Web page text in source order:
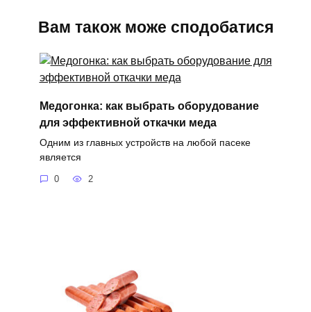
Вам також може сподобатися
Медогонка: как выбрать оборудование
для эффективной откачки меда
Одним из главных устройств на любой пасеке
является
0 2